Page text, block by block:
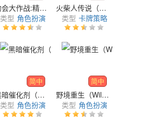
约会大作战:精灵再临（Date A Live: Spirit Pledge）
类型 角色扮演
火柴人传说（Stickman Lore）
类型 卡牌策略
简中
黑暗催化剂（Catalyst Black）
类型 角色扮演
简中
野境重生（WildBorn）
类型 角色扮演